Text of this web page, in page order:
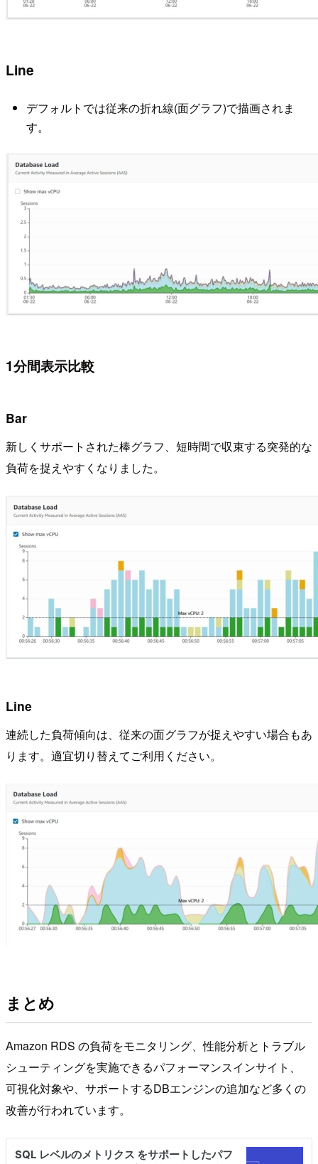
Line
デフォルトでは従来の折れ線(面グラフ)で描画されま
す。
1分間表示比較
Bar
新しくサポートされた棒グラフ、短時間で収束する突発的な
負荷を捉えやすくなりました。
Line
連続した負荷傾向は、従来の面グラフが捉えやすい場合もあ
ります。適宜切り替えてご利用ください。
まとめ
Amazon RDS の負荷をモニタリング、性能分析とトラブル
シューティングを実施できるパフォーマンスインサイト、
可視化対象や、サポートするDBエンジンの追加など多くの
改善が行われています。